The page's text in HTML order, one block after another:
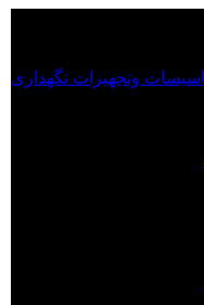
وتجهیزات نگهداری
وتجهیزات نگهداری